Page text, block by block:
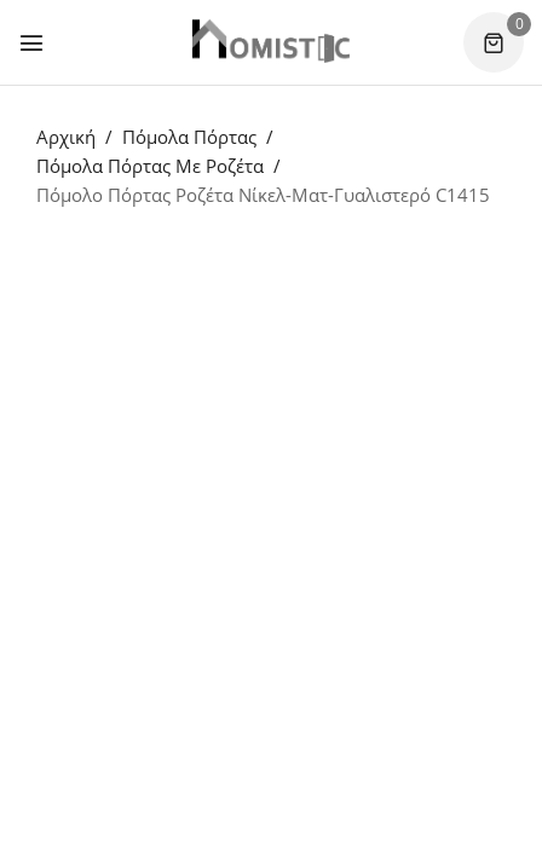
0
Αρχική
Πόμολα Πόρτας
Πόμολα Πόρτας Με Ροζέτα
Πόμολο Πόρτας Ροζέτα Νίκελ-Ματ-Γυαλιστερό C1415